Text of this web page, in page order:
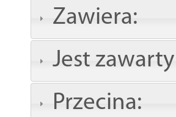
Zawiera:
Jest
Przecina: